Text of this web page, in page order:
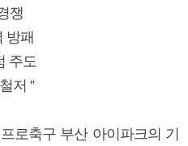
쟁
방패
주도
저 ”
로축구 부산 아이파크의 기